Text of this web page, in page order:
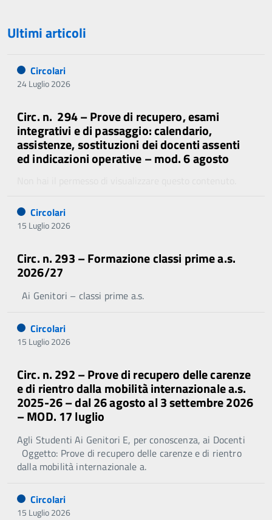
Ultimi articoli
Circolari
24 Luglio 2026
Circ. n. 294 – Prove di recupero, esami
integrativi e di passaggio: calendario,
assistenze, sostituzioni dei docenti assenti
ed indicazioni operative – mod. 6 agosto
Circolari
15 Luglio 2026
Circ. n. 293 – Formazione classi prime a.s.
2026/27
Ai Genitori – classi prime a.s.
Circolari
15 Luglio 2026
Circ. n. 292 – Prove di recupero delle carenze
e di rientro dalla mobilità internazionale a.s.
2025-26 – dal 26 agosto al 3 settembre 2026
– MOD. 17 luglio
Agli Studenti Ai Genitori E, per conoscenza, ai Docenti
Oggetto: Prove di recupero delle carenze e di rientro
dalla mobilità internazionale a.
Circolari
15 Luglio 2026